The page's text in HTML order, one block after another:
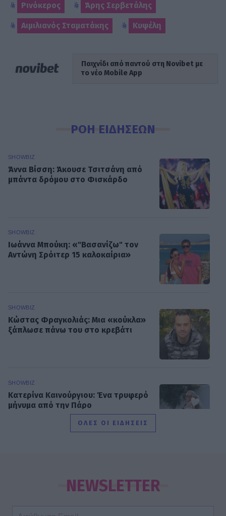
Ρινόκερος Άρης Σερβετάλης
Αιμιλιανός Σταματάκης Κυψέλη
Παιχνίδι από παντού στη Novibet με
το νέο Mobile App
ΡΟΗ ΕΙΔΗΣΕΩΝ
SHOWBIZ
Άννα Βίσση: Άκουσε Τσιτσάνη από
μπάντα δρόμου στο Φισκάρδο
SHOWBIZ
Ιωάννα Μπούκη: «"Βασανίζω" τον
Αντώνη Σρόιτερ 15 καλοκαίρια»
SHOWBIZ
Κώστας Φραγκολιάς: Μια «κούκλα»
ξάπλωσε πάνω του στο κρεβάτι
SHOWBIZ
Κατερίνα Καινούργιου: Ένα τρυφερό
μήνυμα από την Πάρο
έρωτα της ζωής της, τον γιο της
ΟΛΕΣ ΟΙ ΕΙΔΗΣΕΙΣ
NEWSLETTER